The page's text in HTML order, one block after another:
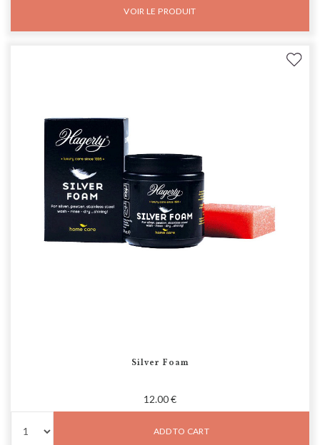
VOIR LE PRODUIT
Silver Foam
12.00 €
ADD TO CART